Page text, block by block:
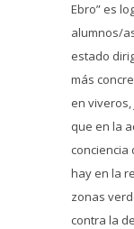
Ebro” es
alumnos/
estado
más
en
que en la
conciencia
hay en la
zonas
contra la